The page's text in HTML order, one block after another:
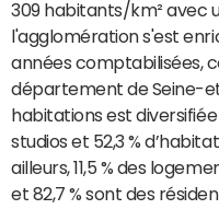
309 habitants/km² avec
l'agglomération s'est
années comptabilisées,
département de Seine-
habitations est diversifiée
studios et 52,3 %
ailleurs, 11,5 % des
et 82,7 % sont des